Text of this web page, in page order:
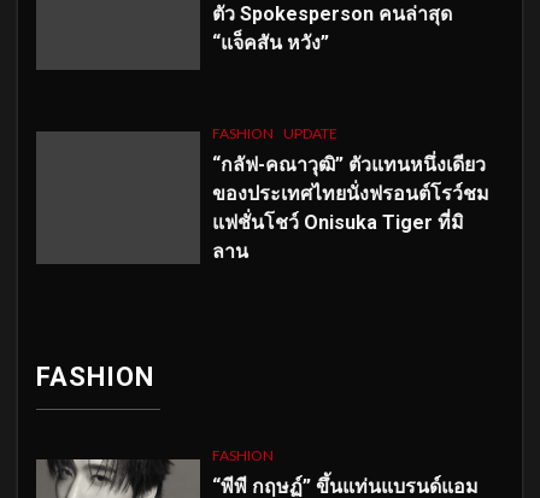
ตัว Spokesperson คนล่าสุด
“แจ็คสัน หวัง”
FASHION UPDATE
“กลัฟ-คณาวุฒิ” ตัวแทนหนึ่งเดียว
ของประเทศไทยนั่งฟรอนต์โรว์ชม
แฟชั่นโชว์ Onisuka Tiger ที่มิ
ลาน
FASHION
FASHION
“พีพี กฤษฏ์” ขึ้นแท่นแบรนด์แอม